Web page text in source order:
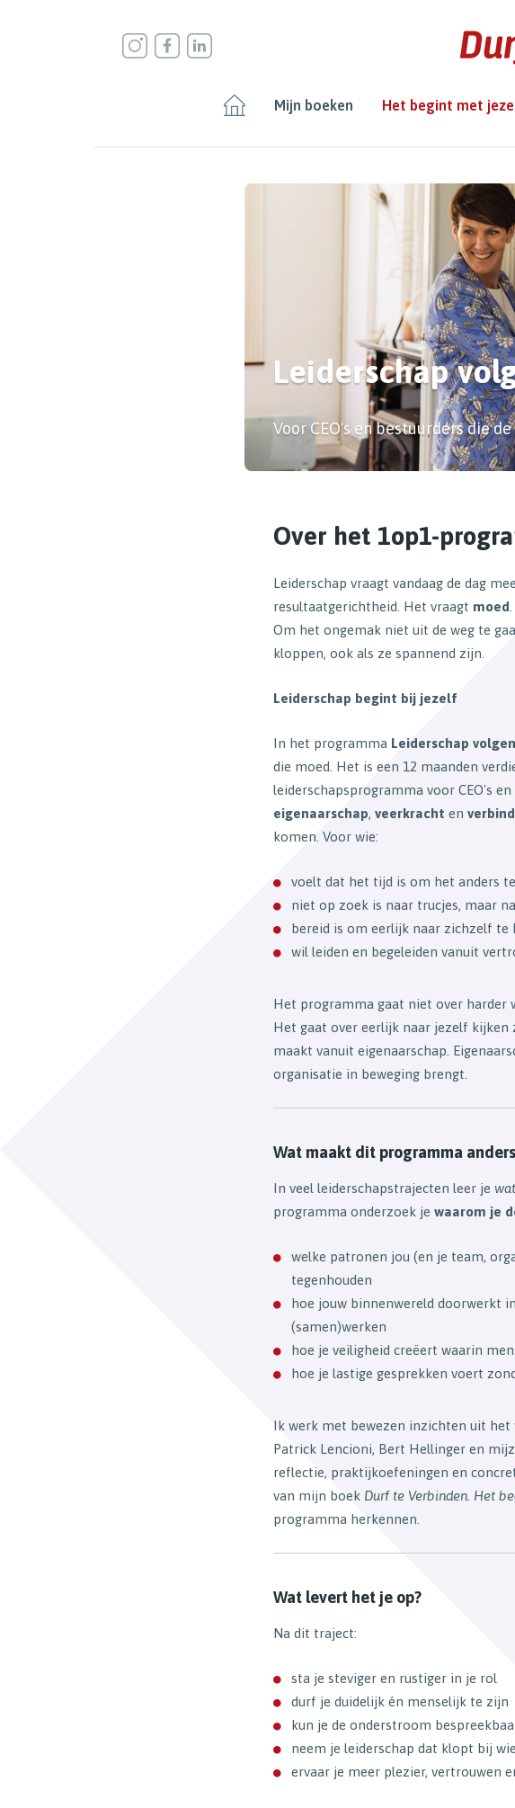
Mijn boeken Het begint met
Leiderschap
Voor CEO's en bestuurders die
Over het 1op1-
Leiderschap vraagt vandaag de dag
resultaatgerichtheid. Het vraagt moed
Om het ongemak niet uit de weg te
kloppen, ook als ze spannend zijn.
Leiderschap begint bij jezelf
In het programma Leiderschap
die moed. Het is een 12 maanden
leiderschapsprogramma voor CEO's
eigenaarschap, veerkracht en
komen. Voor wie:
voelt dat het tijd is om het anders
niet op zoek is naar trucjes, maar
bereid is om eerlijk naar zichzelf te
wil leiden en begeleiden vanuit
Het programma gaat niet over harder
Het gaat over eerlijk naar jezelf kijken
maakt vanuit eigenaarschap.
organisatie in beweging brengt.
Wat maakt dit programma
In veel leiderschapstrajecten leer je wat
programma onderzoek je waarom je
welke patronen jou (en je team,
tegenhouden
hoe jouw binnenwereld doorwerkt
(samen)werken
hoe je veiligheid creëert waarin
hoe je lastige gesprekken voert
Ik werk met bewezen inzichten uit het
Patrick Lencioni, Bert Hellinger en
reflectie, praktijkoefeningen en
van mijn boek Durf te Verbinden. Het
programma herkennen.
Wat levert het je op?
Na dit traject:
sta je steviger en rustiger in je rol
durf je duidelijk én menselijk te zijn
kun je de onderstroom
neem je leiderschap dat klopt bij
ervaar je meer plezier, vertrouwen